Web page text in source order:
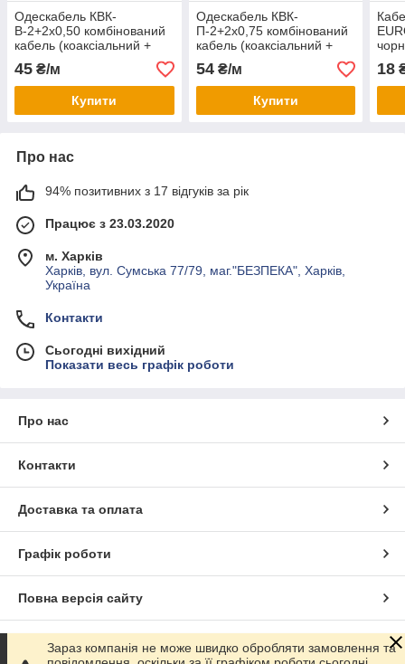
Одескабель КВК-
В-2+2х0,50 комбінований
кабель (коаксіальний +
силовий) внутрішній
45 ₴/м
Купити
Одескабель КВК-
П-2+2х0,75 комбінований
кабель (коаксіальний +
силовий) зовнішній
54₴/м
Купити
18
Про нас
94% позитивних з 17 відгуків за рік
Працює з 23.03.2020
м. Харків
Харків, вул. Сумська 77/79, маг."БЕЗПЕКА", Харків,
Україна
Контакти
Сьогодні вихідний
Показати весь графік роботи
Про нас
Контакти
Доставка та оплата
Графік роботи
Повна версія сайту
Сайт створено на маркетплейсіProm.ua
Зараз компанія не може швидко обробляти замовлення та